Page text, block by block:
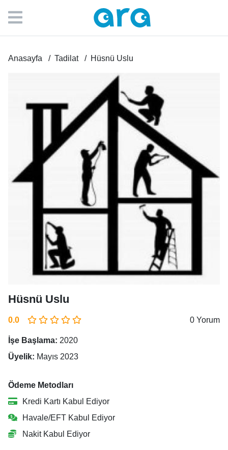
Anasayfa Tadilat Hüsnü Uslu
Hüsnü Uslu
0.0 0 Yorum
İşe Başlama: 2020
Üyelik: Mayıs 2023
Ödeme Metodları
Kredi Kartı Kabul Ediyor
Havale/EFT Kabul Ediyor
Nakit Kabul Ediyor